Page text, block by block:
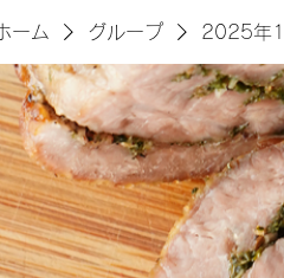
ーム グループ 2025年